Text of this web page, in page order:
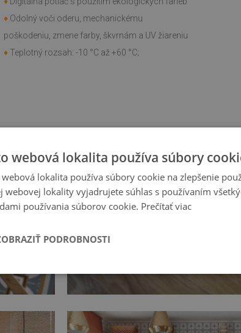
♦ Odolný voči oderu, mechanickému
poškodeniu, zmene farby, škvrnám a UV žiareniu
♦ Teplotný rozsah: -10 °C až +60 °C;
webová lokalita používa súbory
webová lokalita používa súbory cookie na zlepšenie
webovej lokality vyjadrujete súhlas s používaním
používania súborov cookie. Prečítať viac
PODROBNOSTI